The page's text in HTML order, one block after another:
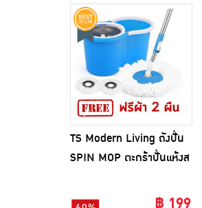
TS Modern Living ถังปั่น
SPIN MOP ตะกร้าปั่นแห้งส
CLEANING0019